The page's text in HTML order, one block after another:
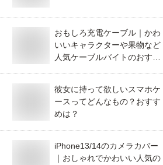
おもしろ充電ケーブル｜かわ
いいキャラクターや果物など
人気ケーブルバイトのおすす
彼女に持って欲しいスマホケ
ースってどんなもの？おすす
めは？
iPhone13/14のカメラカバー
｜おしゃれでかわいい人気の